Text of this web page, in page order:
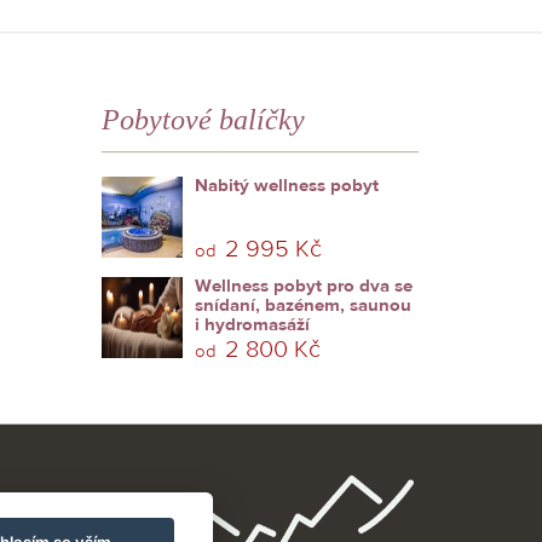
Pobytové balíčky
Nabitý wellness pobyt
od 2 995 Kč
Wellness pobyt pro dva se
snídaní, bazénem, saunou
i hydromasáží
od 2 800 Kč